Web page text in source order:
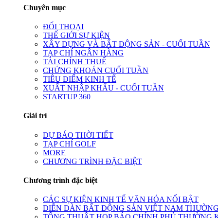
Chuyên mục
ĐỐI THOẠI
THẾ GIỚI SỰ KIỆN
XÂY DỰNG VÀ BẤT ĐỘNG SẢN - CUỐI TUẦN
TẠP CHÍ NGÂN HÀNG
TÀI CHÍNH THUẾ
CHỨNG KHOÁN CUỐI TUẦN
TIÊU ĐIỂM KINH TẾ
XUẤT NHẬP KHẨU - CUỐI TUẦN
STARTUP 360
Giải trí
DỰ BÁO THỜI TIẾT
TẠP CHÍ GOLF
MORE
CHƯƠNG TRÌNH ĐẶC BIỆT
Chương trình đặc biệt
CÁC SỰ KIỆN KINH TẾ VĂN HÓA NỔI BẬT
DIỄN ĐÀN BẤT ĐỘNG SẢN VIỆT NAM